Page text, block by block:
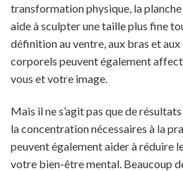
transformation physique, la
aide à sculpter une taille plus fine
définition au ventre, aux bras et aux
corporels peuvent également
vous et votre image.
Mais il ne s’agit pas que de
la concentration nécessaires à la
peuvent également aider à réduire
votre bien-être mental. Beaucoup